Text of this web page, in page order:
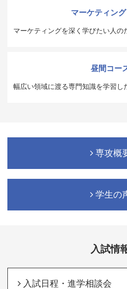
マーケティン
マーケティングを深く学びたい人の
昼間コー
幅広い領域に渡る専門知識を学習し
専攻概
学生の
入試情
入試日程・進学相談会